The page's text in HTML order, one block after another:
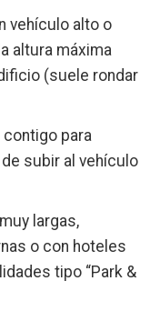
vehículo alto o
altura máxima
(suele rondar
contigo para
subir al vehículo
largas,
o con hoteles
tipo “Park &